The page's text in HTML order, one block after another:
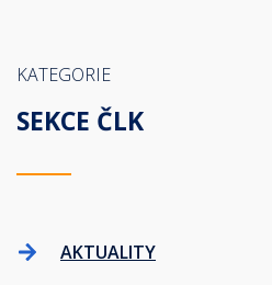
KATEGORIE
SEKCE ČLK
AKTUALITY